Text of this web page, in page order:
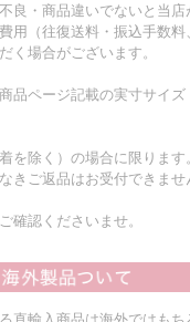
良・商品違いでないと当店
用（往復送料・振込手数
く場合がございます。
品ページ記載の実寸サイズ
を除く）の場合に限ります
きご返品はお受付できませ
確認くださいませ。